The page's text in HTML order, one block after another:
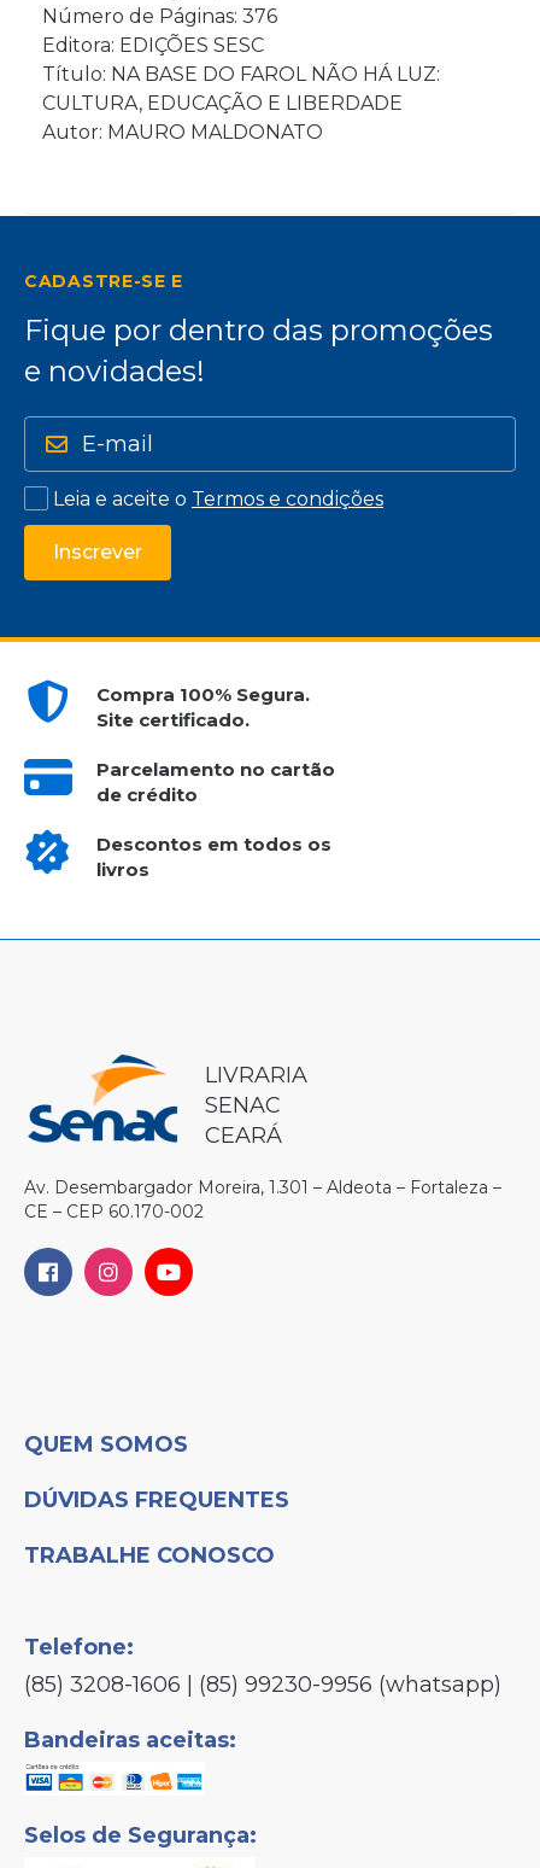
Número de Páginas: 376
Editora: EDIÇÕES SESC
Título: NA BASE DO FAROL NÃO HÁ LUZ:
CULTURA, EDUCAÇÃO E LIBERDADE
Autor: MAURO MALDONATO
CADASTRE-SE E
Fique por dentro das promoções
e novidades!
Leia e aceite o Termos e condições
Inscrever
Compra 100% Segura.
Site certificado.
Parcelamento no cartão
de crédito
Descontos em todos os
livros
LIVRARIA
SENAC
CEARÁ
Av. Desembargador Moreira, 1.301 – Aldeota – Fortaleza –
CE – CEP 60.170-002
QUEM SOMOS
DÚVIDAS FREQUENTES
TRABALHE CONOSCO
Telefone:
(85) 3208-1606 | (85) 99230-9956 (whatsapp)
Bandeiras aceitas:
Selos de Segurança: